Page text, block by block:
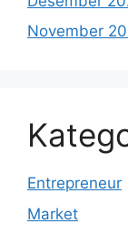
November
Entrepreneur
Market